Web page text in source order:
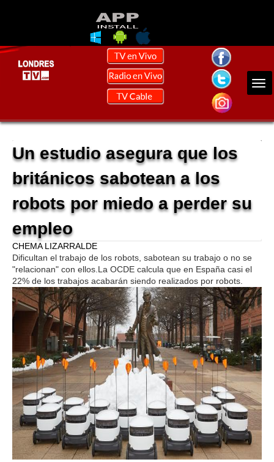
Un estudio asegura que los
británicos sabotean a los
robots por miedo a perder su
empleo
CHEMA LIZARRALDE
Dificultan el trabajo de los robots, sabotean su trabajo o no se
"relacionan" con ellos.La OCDE calcula que en España casi el
22% de los trabajos acabarán siendo realizados por robots.